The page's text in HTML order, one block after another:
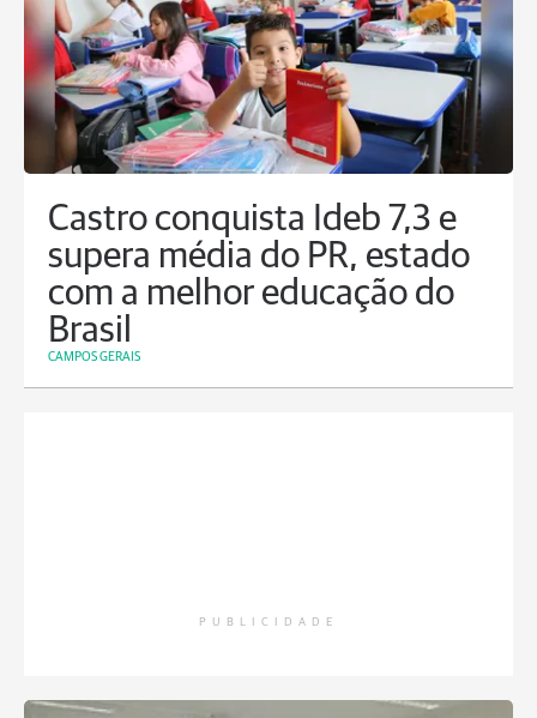
Castro conquista Ideb 7,3 e
supera média do PR, estado
com a melhor educação do
Brasil
CAMPOS GERAIS
PUBLICIDADE